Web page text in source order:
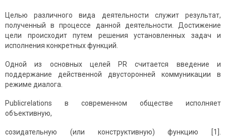
Целью различного вида деятельности служит результат,
полученный в процессе данной деятельности. Достижение
цели происходит путем решения установленных задач и
исполнения конкретных функций.
Oдной из основных целей PR считается введение и
поддержание действенной двусторонней коммуникации в
режиме диaлога.
Publicrelations в современном обществе исполняет
объективную,
созидательную (или конструктивную) функцию [1].